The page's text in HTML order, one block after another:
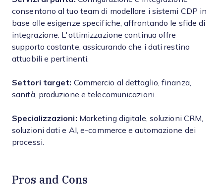
consentono al tuo team di modellare i sistemi CDP in
base alle esigenze specifiche, affrontando le sfide di
integrazione. L'ottimizzazione continua offre
supporto costante, assicurando che i dati restino
attuabili e pertinenti.
Settori target: Commercio al dettaglio, finanza,
sanità, produzione e telecomunicazioni.
Specializzazioni: Marketing digitale, soluzioni CRM,
soluzioni dati e AI, e-commerce e automazione dei
processi.
Pros and Cons